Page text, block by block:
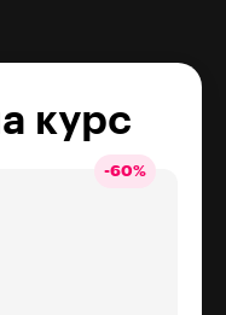
курс
-60%